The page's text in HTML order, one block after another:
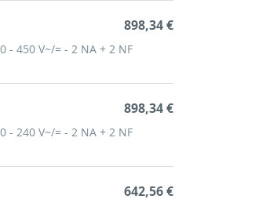
- 450 V~/= - 2 NA + 2 NF
898,34 €
- 240 V~/= - 2 NA + 2 NF
898,34 €
642,56 €